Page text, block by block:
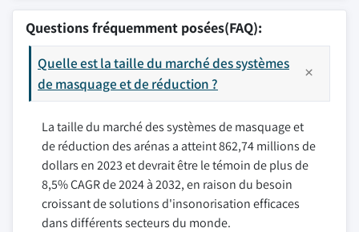
Questions fréquemment posées(FAQ):
Quelle est la taille du marché des systèmes
de masquage et de réduction ?
La taille du marché des systèmes de masquage et
de réduction des arénas a atteint 862,74 millions de
dollars en 2023 et devrait être le témoin de plus de
8,5% CAGR de 2024 à 2032, en raison du besoin
croissant de solutions d'insonorisation efficaces
dans différents secteurs du monde.